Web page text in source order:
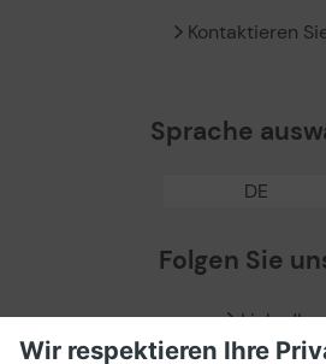
Kontaktieren
Sprache
DE
Folgen Sie
LinkedIn